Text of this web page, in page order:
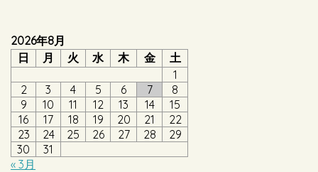
2026年8月
日
月 火 水 木 金
土
1
2
3 4 5 6 7
8
9
10 11 12 13 14
15
16
17 18 19 20 21
22
23
24 25 26 27 28
29
30
31
« 3月